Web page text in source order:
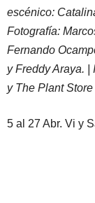
escénico:
Fotografía:
Fernando
y Freddy Araya.
y The Plant
5 al 27 Abr. Vi y